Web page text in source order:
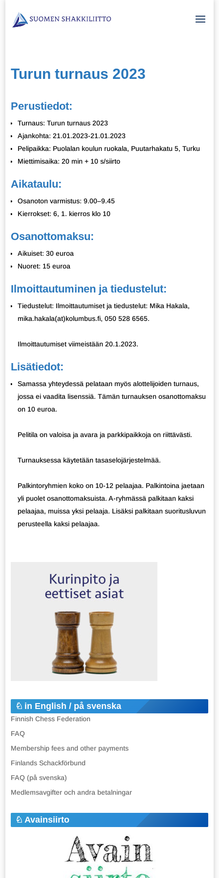
Turun turnaus 2023
Perustiedot:
Turnaus: Turun turnaus 2023
Ajankohta: 21.01.2023-21.01.2023
Pelipaikka: Puolalan koulun ruokala, Puutarhakatu 5, Turku
Miettimisaika: 20 min + 10 s/siirto
Aikataulu:
Osanoton varmistus: 9.00–9.45
Kierrokset: 6, 1. kierros klo 10
Osanottomaksu:
Aikuiset: 30 euroa
Nuoret: 15 euroa
Ilmoittautuminen ja tiedustelut:
Tiedustelut: Ilmoittautumiset ja tiedustelut: Mika Hakala,
mika.hakala(at)kolumbus.fi, 050 528 6565.
Ilmoittautumiset viimeistään 20.1.2023.
Lisätiedot:
Samassa yhteydessä pelataan myös alottelijoiden turnaus,
jossa ei vaadita lisenssiä. Tämän turnauksen osanottomaksu
on 10 euroa.
Pelitila on valoisa ja avara ja parkkipaikkoja on riittävästi.
Turnauksessa käytetään tasaselojärjestelmää.
Palkintoryhmien koko on 10-12 pelaajaa. Palkintoina jaetaan
yli puolet osanottomaksuista. A-ryhmässä palkitaan kaksi
pelaajaa, muissa yksi pelaaja. Lisäksi palkitaan suoritusluvun
perusteella kaksi pelaajaa.
in English / på svenska
Finnish Chess Federation
FAQ
Membership fees and other payments
Finlands Schackförbund
FAQ (på svenska)
Medlemsavgifter och andra betalningar
Avainsiirto